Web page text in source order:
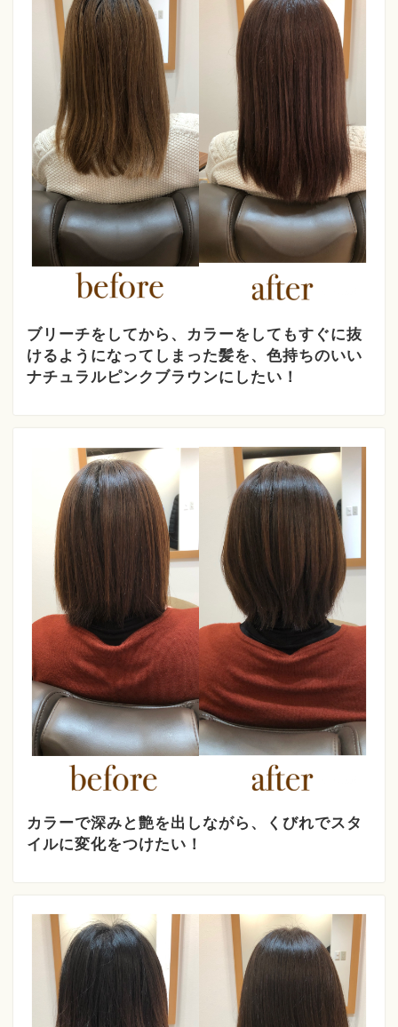
ブリーチをしてから、カラーをしてもすぐに抜
けるようになってしまった髪を、色持ちのいい
ナチュラルピンクブラウンにしたい！
カラーで深みと艶を出しながら、くびれでスタ
イルに変化をつけたい！